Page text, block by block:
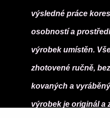
výsledné práce
osobností a
výrobek umístěn.
zhotovené ručně,
kovaných a
výrobek je originál a